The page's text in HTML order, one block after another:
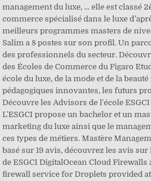
management du luxe, ... elle est classé
commerce spécialisé dans le luxe
meilleurs programmes masters de
Salim a 8 postes sur son profil. Un
des professionnels du secteur.
des Écoles de Commerce du Figaro
école du luxe, de la mode et de la
pédagogiques innovantes, les futurs
Découvre les Advisors de l'école
L'ESGCI propose un bachelor et un
marketing du luxe ainsi que le
ces types de métiers. Mastère
basé sur 19 avis, découvrez les avis
de ESGCI DigitalOcean Cloud
firewall service for Droplets provided